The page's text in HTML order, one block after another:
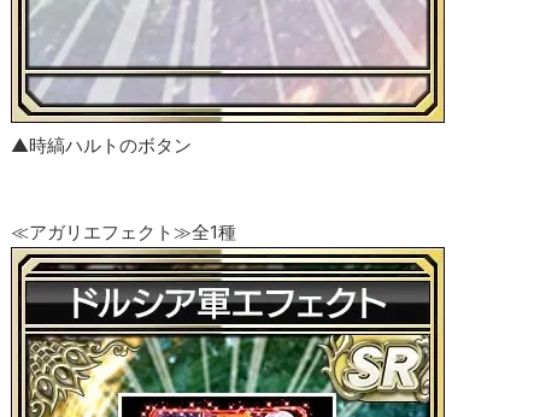
▲時縞ハルトのボタン
≪アガリエフェクト≫全1種